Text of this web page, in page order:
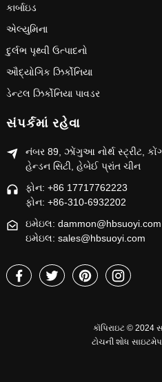
કાર્બાઇડ
એલ્યુમિના
દુર્લભ પૃથ્વી ઉત્પાદનો
ઔદ્યોગિક ઝિર્કોનિયા
ડેન્ટલ ઝિર્કોનિયા પાવડર
સંપર્કમાં રહેવા
નંબર 89, ઝોંગુઆ નોર્થ સ્ટ્રીટ,
હેન્ડન સિટી, હેબેઈ પ્રાંત ચીન
ફોન: +86 17717762223
ફોન: +86-310-6932202
ઇમેઇલ: dammon@hbsuoyi.com
ઇમેઇલ: sales@hbsuoyi.com
કૉપિરાઇટ © 2024
ટોચની શોધ સાઇટમેપ